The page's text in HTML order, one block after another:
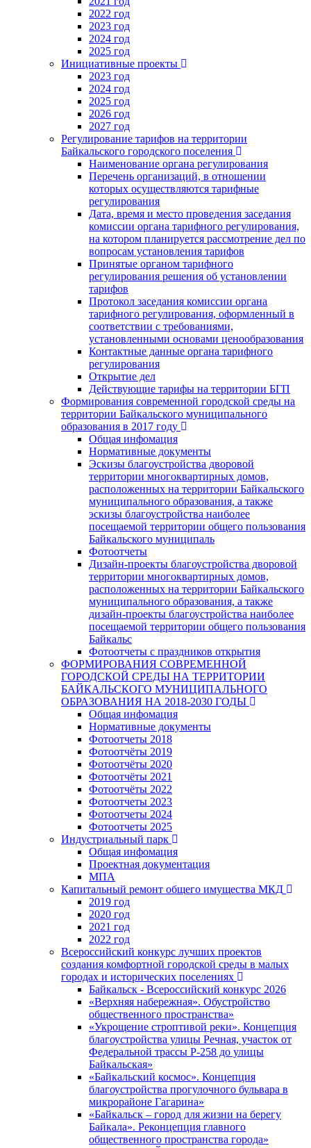
2022 год
2023 год
2024 год
2025 год
Инициативные проекты
2023 год
2024 год
2025 год
2026 год
2027 год
Регулирование тарифов на территории
Байкальского городского поселения
Наименование органа регулирования
Перечень организаций, в отношении
которых осуществляются тарифные
регулирования
Дата, время и место проведения заседания
комиссии органа тарифного регулирования,
на котором планируется рассмотрение дел по
вопросам установления тарифов
Принятые органом тарифного
регулирования решения об установлении
тарифов
Протокол заседания комиссии органа
тарифного регулирования, оформленный в
соответствии с требованиями,
установленными основами ценообразования
Контактные данные органа тарифного
регулирования
Открытие дел
Действующие тарифы на территории БГП
Формирования современной городской среды на
территории Байкальского муниципального
образования в 2017 году
Общая инфомация
Нормативные документы
Эскизы благоустройства дворовой
территории многоквартирных домов,
расположенных на территории Байкальского
муниципального образования, а также
эскизы благоустройства наиболее
посещаемой территории общего пользования
Байкальского муниципаль
Фотоотчеты
Дизайн-проекты благоустройства дворовой
территории многоквартирных домов,
расположенных на территории Байкальского
муниципального образования, а также
дизайн-проекты благоустройства наиболее
посещаемой территории общего пользования
Байкальс
Фотоотчеты с праздников открытия
ФОРМИРОВАНИЯ СОВРЕМЕННОЙ
ГОРОДСКОЙ СРЕДЫ НА ТЕРРИТОРИИ
БАЙКАЛЬСКОГО МУНИЦИПАЛЬНОГО
ОБРАЗОВАНИЯ НА 2018-2030 ГОДЫ
Общая инфомация
Нормативные документы
Фотоотчеты 2018
Фотоотчёты 2019
Фотоотчёты 2020
Фотоотчёты 2021
Фотоотчёты 2022
Фотоотчеты 2023
Фотоотчеты 2024
Фотоотчеты 2025
Индустриальный парк
Общая инфомация
Проектная документация
МПА
Капитальный ремонт общего имущества МКД
2019 год
2020 год
2021 год
2022 год
Всероссийский конкурс лучших проектов
создания комфортной городской среды в малых
городах и исторических поселениях
Байкальск - Всероссийский конкурс 2026
«Верхняя набережная». Обустройство
общественного пространства»
«Укрощение строптивой реки». Концепция
благоустройства улицы Речная, участок от
Федеральной трассы Р-258 до улицы
Байкальская»
«Байкальский космос». Концепция
благоустройства прогулочного бульвара в
микрорайоне Гагарина»
«Байкальск – город для жизни на берегу
Байкала». Реконцепция главного
общественного пространства города»